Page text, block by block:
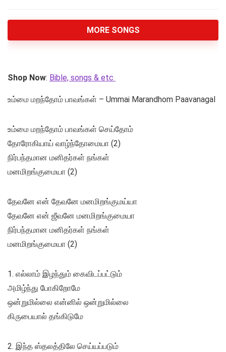
MORE SONGS
Shop Now: Bible, songs & etc
உம்மை மறந்தோம் பாவங்கள் – Ummai Marandhom Paavanagal
உம்மை மறந்தோம் பாவங்கள் செய்தோம்
தோரோகியாய் வாழ்ந்தோமையா (2)
நிர்பந்தமான மனிதர்கள் நங்கள்
மனமிறங்குமையா (2)
தேவனே என் தேவனே மனமிறங்குமய்யா
தேவனே என் ஜீவனே மனமிறங்குமையா
நிர்பந்தமான மனிதர்கள் நங்கள்
மனமிறங்குமையா (2)
1. எல்லாம் இழந்தும் கைவிடப்பட்டும்
அமிழ்ந்து போகிறோமே
ஒன்றுமில்லை என்னில் ஒன்றுமில்லை
கிருபையால் தங்கிடுமே
2. இந்த ஸ்தலத்திலே செய்யப்படும்